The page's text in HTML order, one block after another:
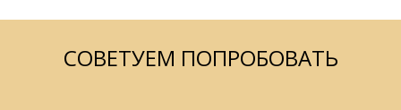
СОВЕТУЕМ ПОПРОБОВАТЬ